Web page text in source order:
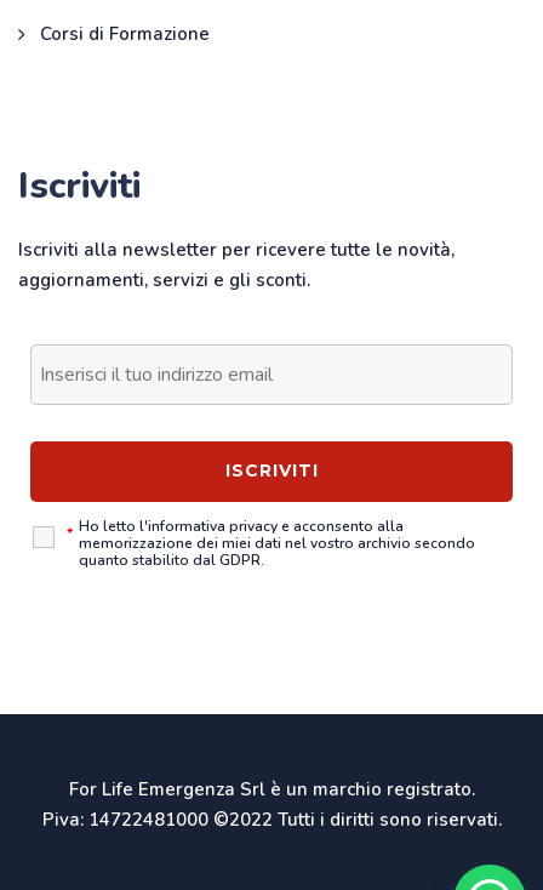
Corsi di Formazione
Iscriviti
Iscriviti alla newsletter per ricevere tutte le novità,
aggiornamenti, servizi e gli sconti.
* Ho letto l'informativa privacye acconsento alla
memorizzazione dei miei dati nel vostro archivio secondo
quanto stabilito dal GDPR.
For Life Emergenza Srl è un marchio registrato.
Piva: 14722481000 ©2022 Tutti i diritti sono riservati.